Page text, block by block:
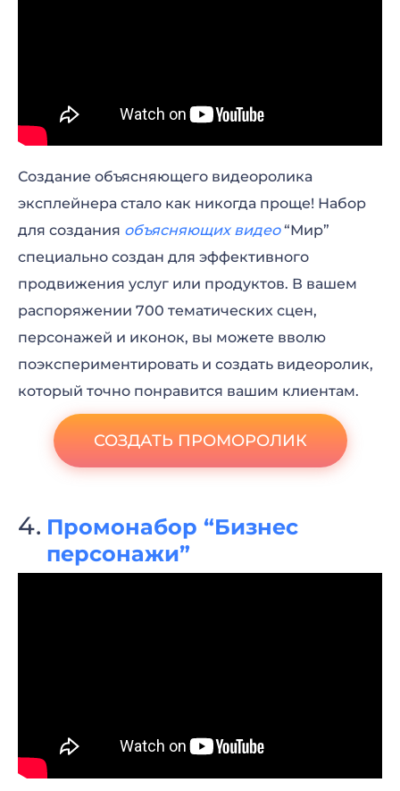
Создание объясняющего видеоролика
эксплейнера стало как никогда проще! Набор
для создания объясняющих видео“Мир”
специально создан для эффективного
продвижения услуг или продуктов. В вашем
распоряжении 700 тематических сцен,
персонажей и иконок, вы можете вволю
поэкспериментировать и создать видеоролик,
который точно понравится вашим клиентам.
СОЗДАТЬ ПРОМОРОЛИК
Промонабор “Бизнес
персонажи”